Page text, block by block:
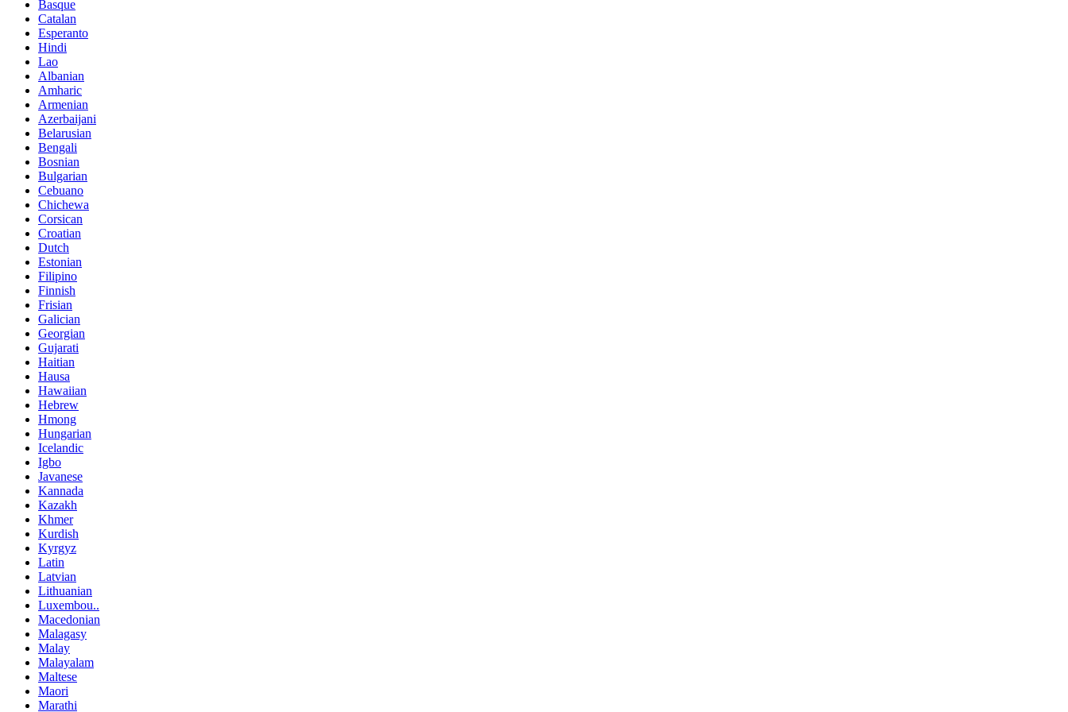
Basque
Catalan
Esperanto
Hindi
Lao
Albanian
Amharic
Armenian
Azerbaijani
Belarusian
Bengali
Bosnian
Bulgarian
Cebuano
Chichewa
Corsican
Croatian
Dutch
Estonian
Filipino
Finnish
Frisian
Galician
Georgian
Gujarati
Haitian
Hausa
Hawaiian
Hebrew
Hmong
Hungarian
Icelandic
Igbo
Javanese
Kannada
Kazakh
Khmer
Kurdish
Kyrgyz
Latin
Latvian
Lithuanian
Luxembou..
Macedonian
Malagasy
Malay
Malayalam
Maltese
Maori
Marathi